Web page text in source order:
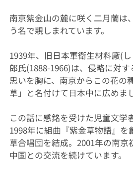
南京紫金山の麓に咲く二月蘭は
う名で親しまれています。
1939年、旧日本軍衛生材料廠(
郎氏(1888-1966)は、侵略に対
思いを胸に、南京からこの花の
草」と名付けて日本中に広めま
この話に感銘を受けた児童文学
1998年に組曲『紫金草物語』を
草合唱団を結成。2001年の南京
中国との交流を続けています。